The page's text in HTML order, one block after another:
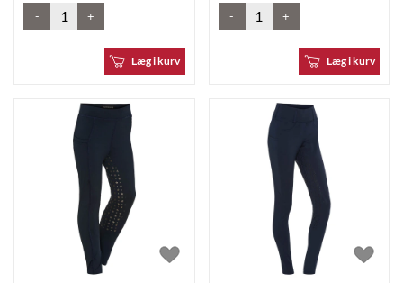
- +
Læg i kurv
- +
Læg i kurv